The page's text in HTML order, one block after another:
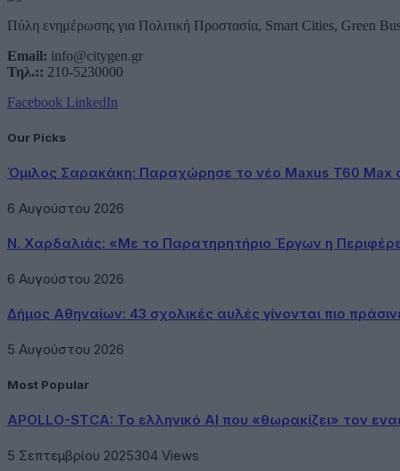
Πύλη ενημέρωσης για Πολιτική Προστασία, Smart Cities, Green
Email: info@citygen.gr
Τηλ.:: 210-5230000
Facebook LinkedIn
Our Picks
Όμιλος Σαρακάκη: Παραχώρησε το νέο Maxus T60 Max
6 Αυγούστου 2026
Ν. Χαρδαλιάς: «Με το Παρατηρητήριο Έργων η
6 Αυγούστου 2026
Δήμος Αθηναίων: 43 σχολικές αυλές γίνονται πιο
5 Αυγούστου 2026
Most Popular
APOLLO-STCA: Το ελληνικό AI που «θωρακίζει» τον
5 Σεπτεμβρίου 2025304 Views